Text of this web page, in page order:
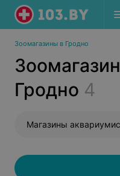
Зоомагазины в Гродно
Гродно 4
Магазины